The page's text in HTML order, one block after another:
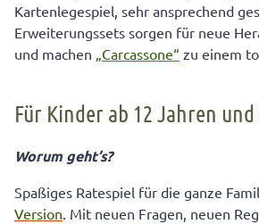
Kartenlegespiel, sehr ansprechend
Erweiterungssets sorgen für neue
und machen „Carcassone“ zu einem
Für Kinder ab 12 Jahren
Worum geht’s?
Spaßiges Ratespiel für die ganze
Version. Mit neuen Fragen, neuen